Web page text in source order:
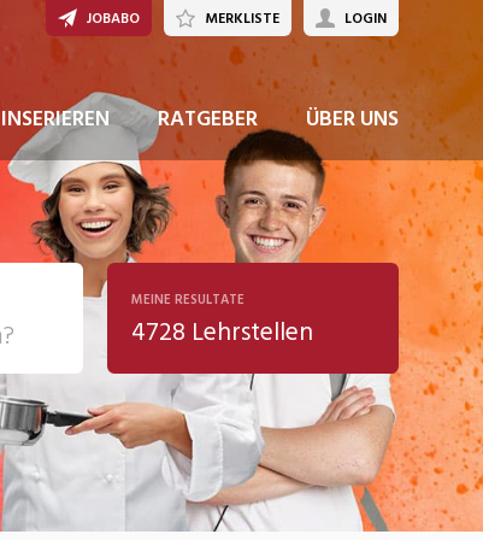
INSERIEREN RATGEBER ÜBER UNS
JOBABO MERKLISTE LOGIN
MEINE RESULTATE
4728 Lehrstellen